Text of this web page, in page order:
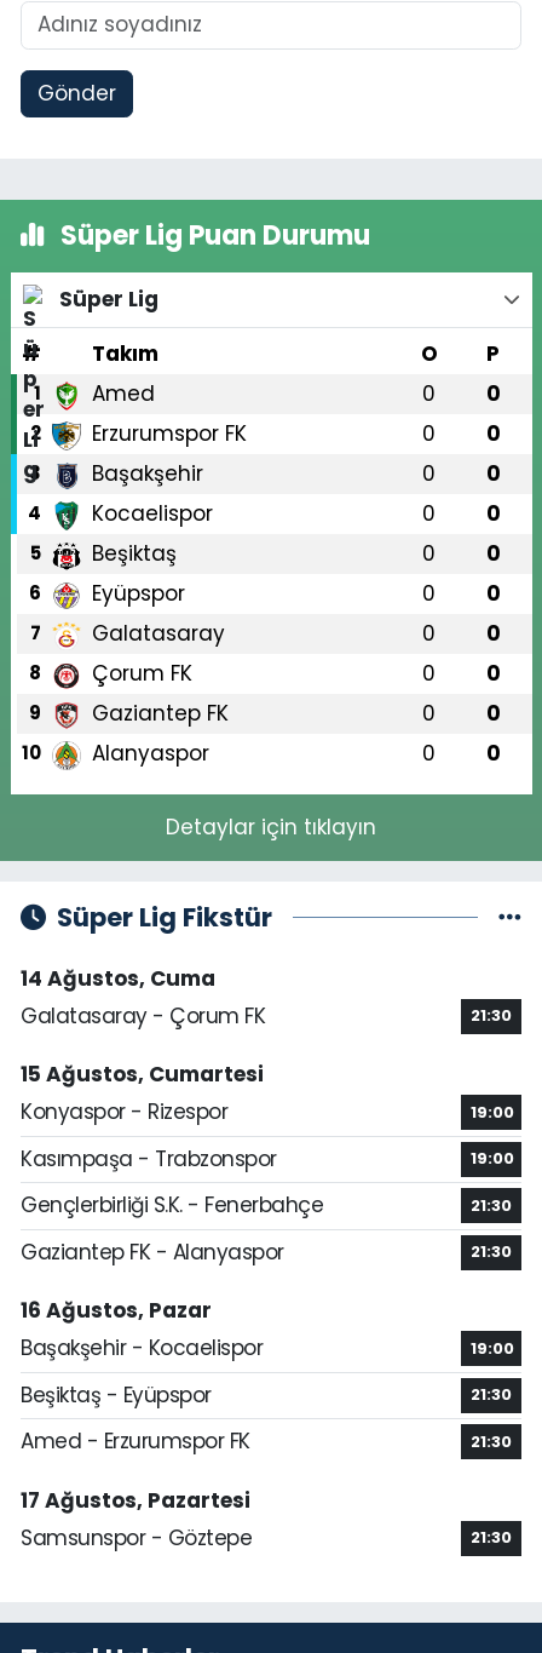
Gönder
Süper Lig Puan Durumu
Süper Lig
#
Takım O P
1 Amed 0 0
2 Erzurumspor FK 0 0
3 Başakşehir 0 0
4 Kocaelispor 0 0
5 Beşiktaş 0 0
6 Eyüpspor 0 0
7 Galatasaray 0 0
8 Çorum FK 0 0
9 Gaziantep FK 0 0
10 Alanyaspor 0 0
Detaylar için tıklayın
Süper Lig Fikstür
14 Ağustos, Cuma
Galatasaray - Çorum FK
21:30
15 Ağustos, Cumartesi
Konyaspor - Rizespor
19:00
Kasımpaşa - Trabzonspor 19:00
Gençlerbirliği S.K. - Fenerbahçe 21:30
Gaziantep FK - Alanyaspor 21:30
16 Ağustos, Pazar
Başakşehir - Kocaelispor
19:00
Beşiktaş - Eyüpspor 21:30
Amed - Erzurumspor FK 21:30
17 Ağustos, Pazartesi
Samsunspor - Göztepe
21:30